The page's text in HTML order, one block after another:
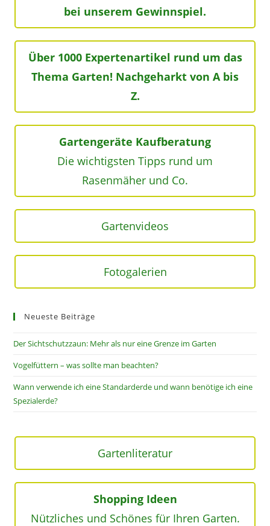
bei unserem Gewinnspiel.
Über 1000 Expertenartikel rund um das
Thema Garten! Nachgeharkt von A bis
Z.
Gartengeräte Kaufberatung
Die wichtigsten Tipps rund um
Rasenmäher und Co.
Gartenvideos
Fotogalerien
Neueste Beiträge
Der Sichtschutzzaun: Mehr als nur eine Grenze im Garten
Vogelfüttern – was sollte man beachten?
Wann verwende ich eine Standarderde und wann benötige ich eine
Spezialerde?
Gartenliteratur
Shopping Ideen
Nützliches und Schönes für Ihren Garten.